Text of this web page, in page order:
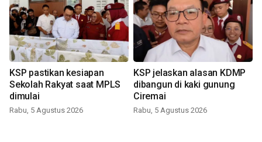
KSP pastikan kesiapan
Sekolah Rakyat saat MPLS
dimulai
Rabu, 5 Agustus 2026
KSP jelaskan alasan KDMP
dibangun di kaki gunung
Ciremai
Rabu, 5 Agustus 2026